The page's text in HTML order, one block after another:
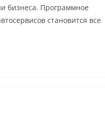
бизнеса. Программное
становится все